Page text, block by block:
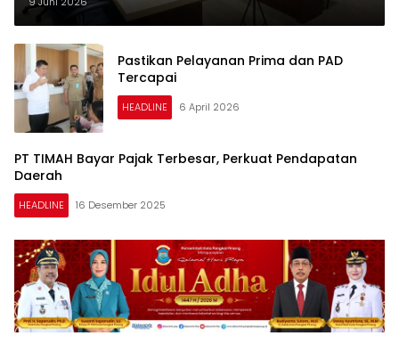
Pastikan Pelayanan Prima dan PAD
Tercapai
HEADLINE 6 April 2026
PT TIMAH Bayar Pajak Terbesar, Perkuat Pendapatan
Daerah
HEADLINE 16 Desember 2025